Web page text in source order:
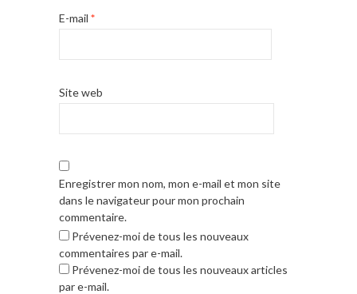
E-mail *
Site web
Enregistrer mon nom, mon e-mail et mon site
dans le navigateur pour mon prochain
commentaire.
Prévenez-moi de tous les nouveaux
commentaires par e-mail.
Prévenez-moi de tous les nouveaux articles
par e-mail.